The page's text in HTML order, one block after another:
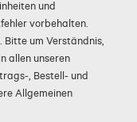
und
vorbehalten.
Bitte um Verständnis,
allen unseren
, Bestell- und
Allgemeinen